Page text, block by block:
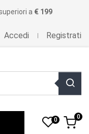
a € 199
Accedi Registrati
0 0